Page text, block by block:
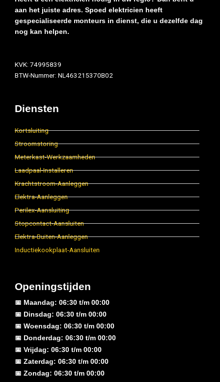
aan het juiste adres. Spoed elektricien heeft
gespecialiseerde monteurs in dienst, die u dezelfde dag
nog kan helpen.
KVK: 74995839
BTW-Nummer: NL463215370B02
Diensten
Kortsluiting
Stroomstoring
Meterkast-Werkzaamheden
Laadpaal-Installeren
Krachtstroom-Aanleggen
Elektra-Aanleggen
Perilex-Aansluiting
Stopcontact-Aansluiten
Elektra-Buiten-Aanleggen
Inductiekookplaat-Aansluiten
Openingstijden
📅 Maandag: 06:30 t/m 00:00
📅 Dinsdag: 06:30 t/m 00:00
📅 Woensdag: 06:30 t/m 00:00
📅 Donderdag: 06:30 t/m 00:00
📅 Vrijdag: 06:30 t/m 00:00
📅 Zaterdag: 06:30 t/m 00:00
📅 Zondag: 06:30 t/m 00:00